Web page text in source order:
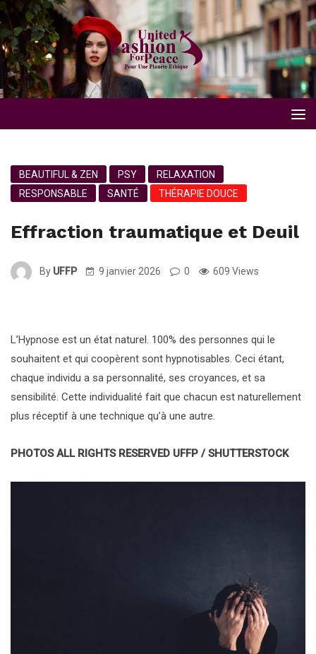
BEAUTIFUL & ZEN PSY
RELAXATION
RESPONSABLE
SANTÉ THÉRAPIE DOUCE
Effraction traumatique et Deuil
By UFFP 9 janvier 2026 0 609 Views
L’Hypnose est un état naturel. 100% des personnes qui le
souhaitent et qui coopèrent sont hypnotisables. Ceci étant,
chaque individu a sa personnalité, ses croyances, et sa
sensibilité. Cette individualité fait que chacun est naturellement
plus réceptif à une technique qu’à une autre.
PHOTOS ALL RIGHTS RESERVED UFFP / SHUTTERSTOCK